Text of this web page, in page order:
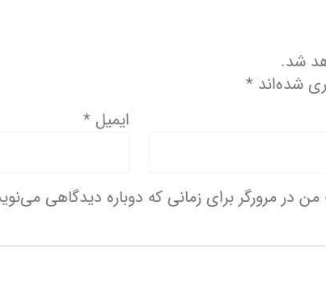
شد.
شده‌اند *
ایمیل *
در مرورگر برای زمانی که دوباره دیدگاهی